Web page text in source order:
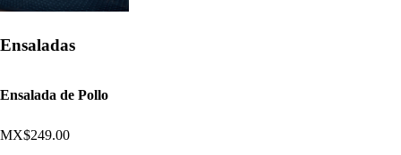
Ensaladas
Ensalada de Pollo
MX$249.00